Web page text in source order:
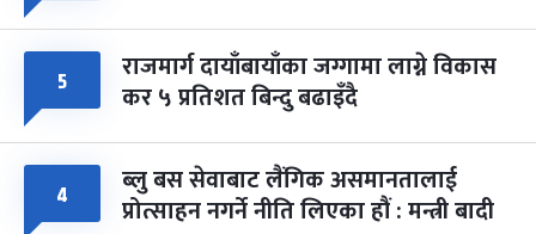
५ राजमार्ग दायाँबायाँका जग्गामा लाग्ने विकास
कर ५ प्रतिशत बिन्दु बढाइँदै
४ ब्लु बस सेवाबाट लैंगिक असमानतालाई
प्रोत्साहन नगर्ने नीति लिएका हौं : मन्त्री बादी